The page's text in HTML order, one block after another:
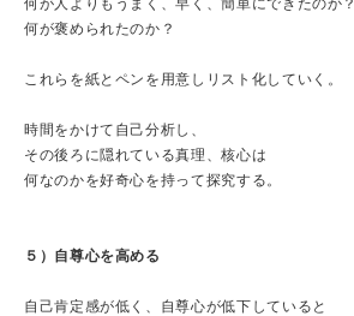
何が褒められたのか？
これらを紙とペンを用意しリスト化していく。
時間をかけて自己分析し、
その後ろに隠れている真理、核心は
何なのかを好奇心を持って探究する。
５）自尊心を高める
自己肯定感が低く、自尊心が低下していると